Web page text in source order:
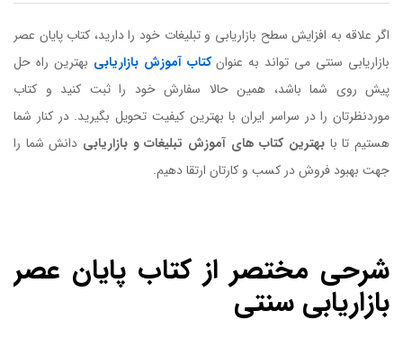
اگر علاقه به افزایش سطح بازاریابی و تبلیغات خود را دارید، کتاب پایان عصر
بازاریابی سنتی می تواند به عنوانکتاب آموزش بازاریابی بهترین راه حل
پیش روی شما باشد، همین حالا سفارش خود را ثبت کنید و کتاب
موردنظرتان را در سراسر ایران با بهترین کیفیت تحویل بگیرید. در کنار شما
هستیم تا با بهترین کتاب های آموزش تبلیغات و بازاریابی دانش شما را
جهت بهبود فروش در کسب و کارتان ارتقا دهیم.
شرحی مختصر از کتاب پایان عصر
بازاریابی سنتی